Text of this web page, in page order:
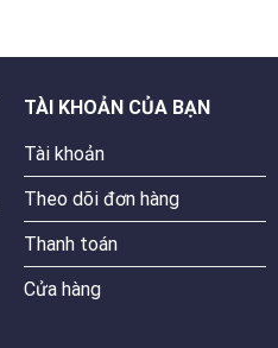
TÀI KHOẢN CỦA BẠN
Tài khoản
Theo dõi đơn hàng
Thanh toán
Cửa hàng